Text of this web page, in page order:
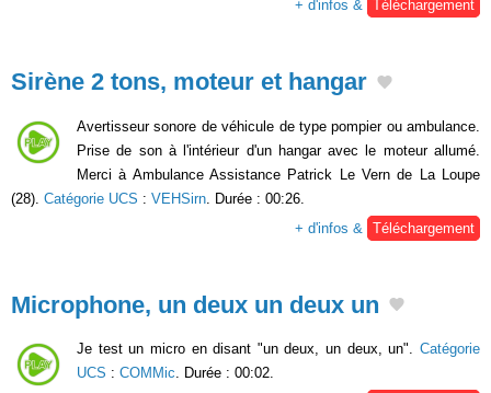
+ d'infos &
Téléchargement
Sirène 2 tons, moteur et hangar
Avertisseur sonore de véhicule de type pompier ou ambulance.
Prise de son à l'intérieur d'un hangar avec le moteur allumé.
Merci à Ambulance Assistance Patrick Le Vern de La Loupe
(28). Catégorie UCS : VEHSirn . Durée : 00:26.
+ d'infos &
Téléchargement
Microphone, un deux un deux un
Je test un micro en disant "un deux, un deux, un". Catégorie
UCS : COMMic. Durée : 00:02.